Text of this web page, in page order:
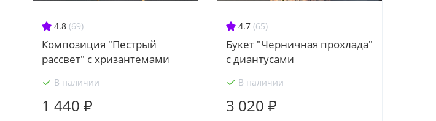
4.8 (69)
Композиция "Пестрый
рассвет" с хризантемами
В наличии
1 440 ₽
4.7 (65)
Букет "Черничная прохлада"
с диантусами
В наличии
3 020 ₽